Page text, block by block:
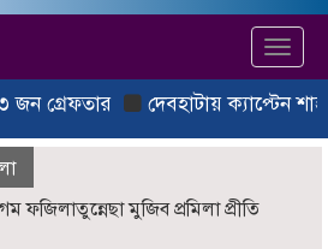
দেবহাটায় ক্যাপ্টেন শাহজাহান
ফজিলাতুন্নেছা মুজিব প্রমিলা প্রীতি